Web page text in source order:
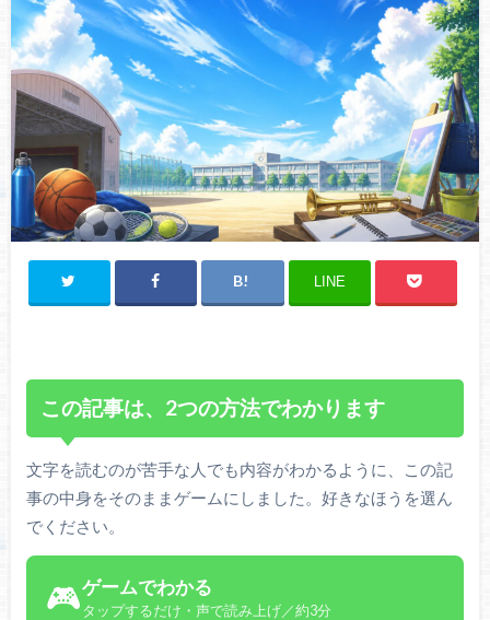
LINE
この記事は、2つの方法でわかります
文字を読むのが苦手な人でも内容がわかるように、この記
事の中身をそのままゲームにしました。好きなほうを選ん
でください。
🎮ゲームでわかる
タップするだけ・声で読み上げ／約3分